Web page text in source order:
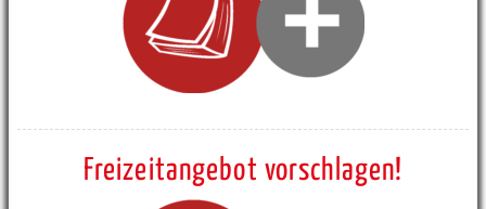
Freizeitangebot vorschlagen!